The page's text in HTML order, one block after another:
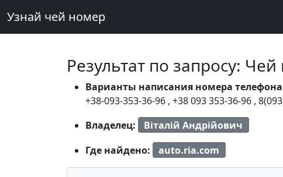
Узнай чей номер
Результат по запросу:
Варианты написания номера
+38-093-353-36-96 , +38 093 353-36-96 ,
Владелец:
Віталій Андрійович
Где найдено:
auto.ria.com